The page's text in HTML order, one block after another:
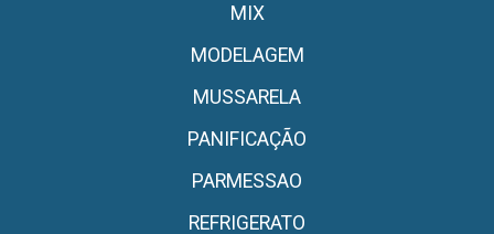
MIX
MODELAGEM
MUSSARELA
PANIFICAÇÃO
PARMESSAO
REFRIGERATO